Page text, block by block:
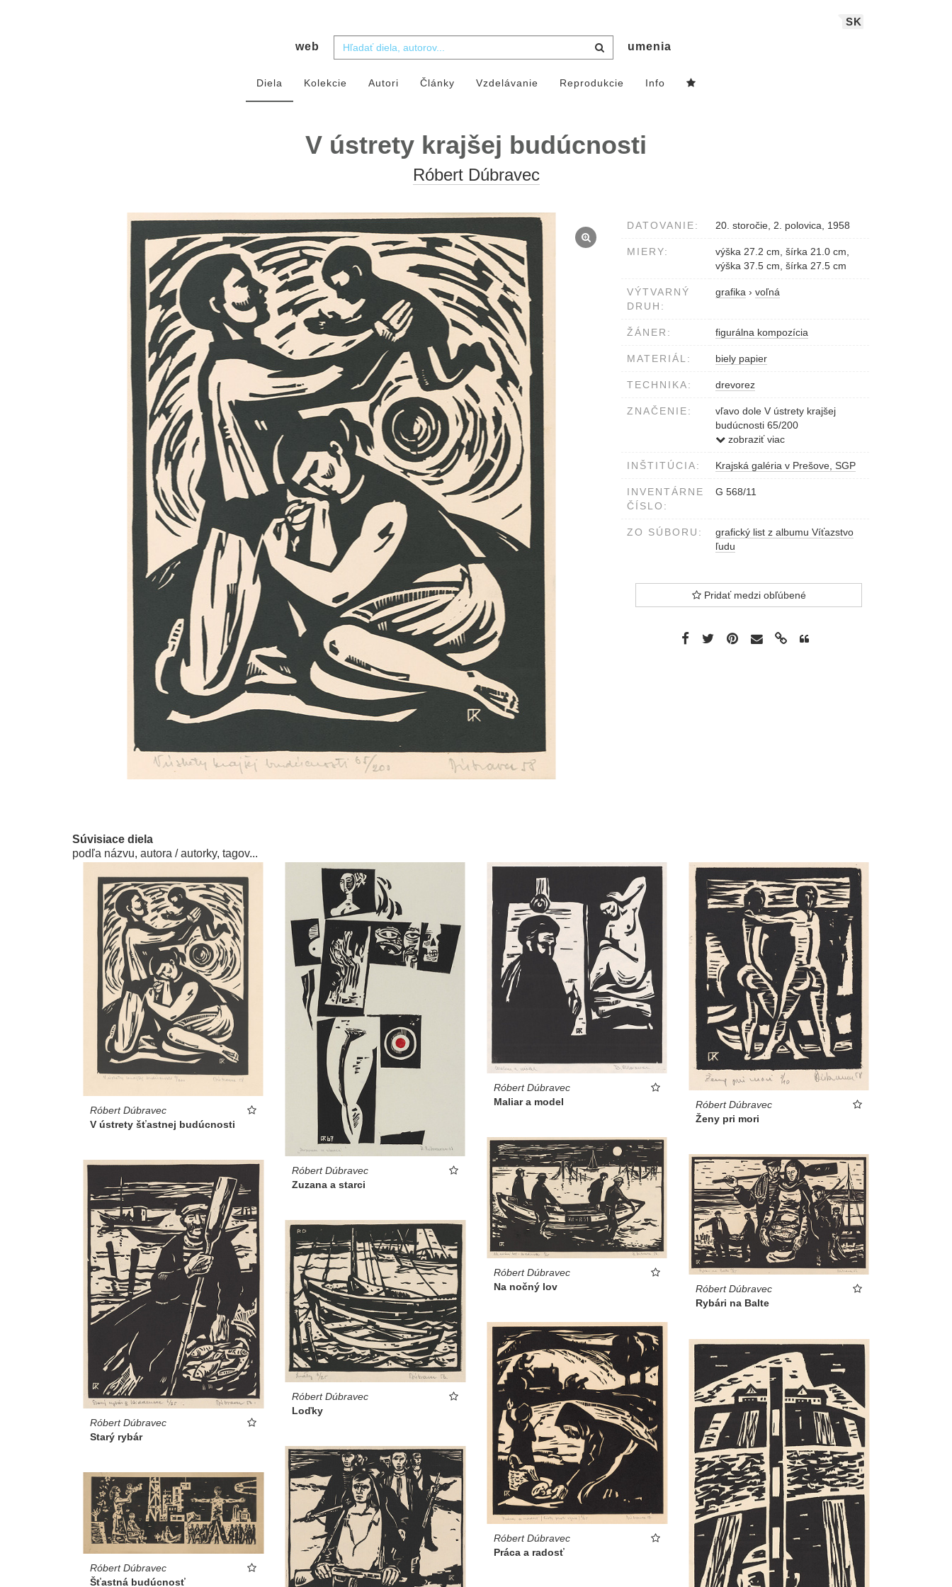
SK
web umenia
Diela Kolekcie Autori Články Vzdelávanie Reprodukcie Info
V ústrety krajšej budúcnosti
Róbert Dúbravec
DATOVANIE: 20. storočie, 2. polovica, 1958
MIERY:
výška 27.2 cm, šírka 21.0 cm,
výška 37.5 cm, šírka 27.5 cm
VÝTVARNÝ
DRUH:
grafika › voľná
ŽÁNER: figurálna kompozícia
MATERIÁL: biely papier
TECHNIKA: drevorez
ZNAČENIE:
vľavo dole V ústrety krajšej
budúcnosti 65/200
vpravo Dúbravec 58
zobraziť viac
INŠTITÚCIA: Krajská galéria v Prešove, SGP
INVENTÁRNE
ČÍSLO:
G 568/11
ZO SÚBORU:
grafický list z albumu Víťazstvo
ľudu
Pridať medzi obľúbené
Súvisiace diela
podľa názvu, autora / autorky, tagov...
Róbert Dúbravec
V ústrety šťastnej budúcnosti
Róbert Dúbravec
Zuzana a starci
Róbert Dúbravec
Maliar a model
Róbert Dúbravec
Ženy pri mori
Róbert Dúbravec
Na nočný lov
Róbert Dúbravec
Rybári na Balte
Róbert Dúbravec
Starý rybár
Róbert Dúbravec
Loďky
Róbert Dúbravec
Práca a radosť
Róbert Dúbravec
Šťastná budúcnosť